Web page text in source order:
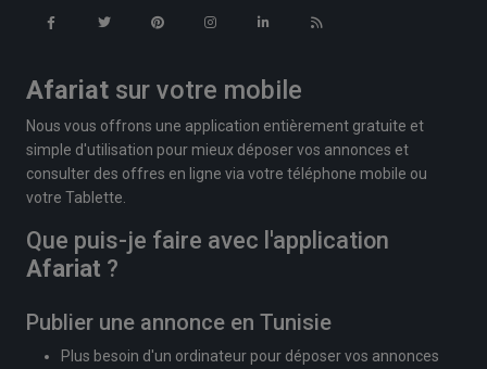
Afariat sur votre mobile
Nous vous offrons une application entièrement gratuite et
simple d'utilisation pour mieux déposer vos annonces et
consulter des offres en ligne via votre téléphone mobile ou
votre Tablette.
Que puis-je faire avec l'application
Afariat ?
Publier une annonce en Tunisie
Plus besoin d'un ordinateur pour déposer vos annonces